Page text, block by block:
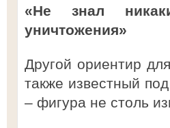
«Не знал
уничтожения»
Другой ориентир
также известный
– фигура не столь